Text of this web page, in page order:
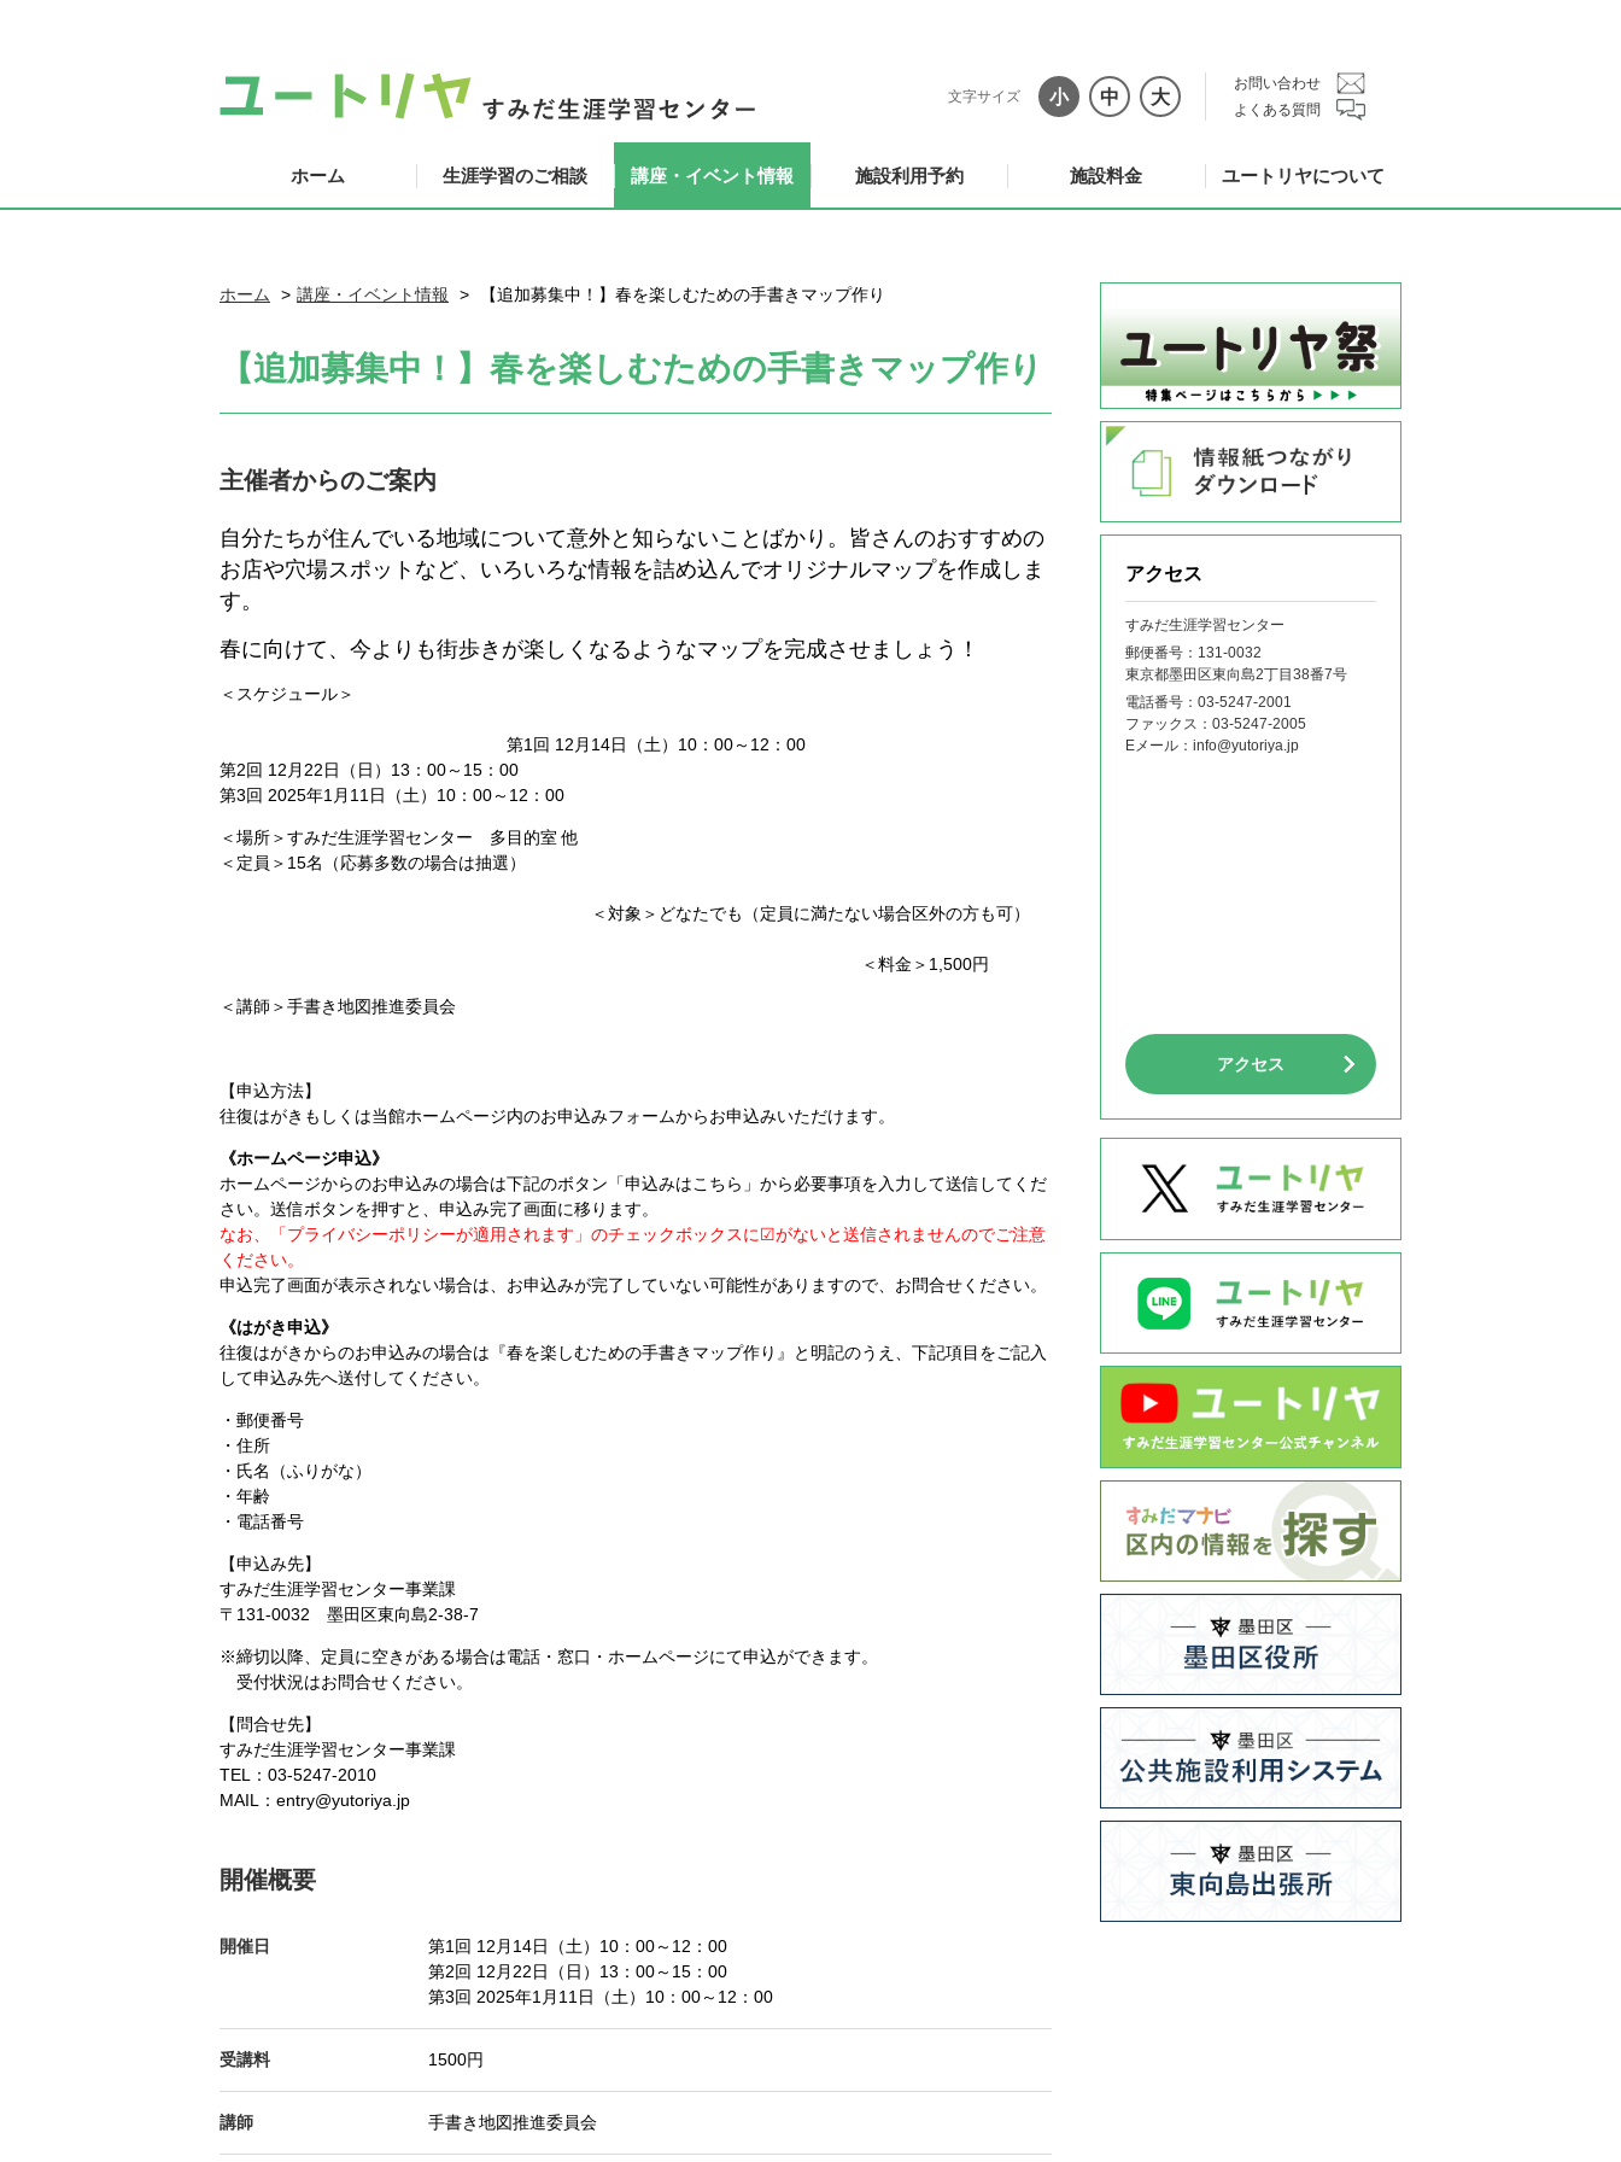
文字サイズ 小 中 大
お問い合わせ
よくある質問
ホーム 生涯学習のご相談 講座・イベント情報 施設利用予約 施設料金 ユートリヤについて
ホーム 講座・イベント情報 【追加募集中！】春を楽しむための手書きマップ作り
【追加募集中！】春を楽しむための手書きマップ作り
主催者からのご案内
自分たちが住んでいる地域について意外と知らないことばかり。皆さんのおすすめの
お店や穴場スポットなど、いろいろな情報を詰め込んでオリジナルマップを作成しま
す。
春に向けて、今よりも街歩きが楽しくなるようなマップを完成させましょう！
＜スケジュール＞
第1回 12月14日（土）10：00～12：00
第2回 12月22日（日）13：00～15：00
第3回 2025年1月11日（土）10：00～12：00
＜場所＞すみだ生涯学習センター 多目的室 他
＜定員＞15名（応募多数の場合は抽選）
＜対象＞どなたでも（定員に満たない場合区外の方も可）
＜料金＞1,500円
＜講師＞手書き地図推進委員会
【申込方法】
往復はがきもしくは当館ホームページ内のお申込みフォームからお申込みいただけます。
《ホームページ申込》
ホームページからのお申込みの場合は下記のボタン「申込みはこちら」から必要事項を入力して送信してくだ
さい。送信ボタンを押すと、申込み完了画面に移ります。
なお、「プライバシーポリシーが適用されます」のチェックボックスに☑がないと送信されませんのでご注意
ください。
申込完了画面が表示されない場合は、お申込みが完了していない可能性がありますので、お問合せください。
《はがき申込》
往復はがきからのお申込みの場合は『春を楽しむための手書きマップ作り』と明記のうえ、下記項目をご記入
して申込み先へ送付してください。
・郵便番号
・住所
・氏名（ふりがな）
・年齢
・電話番号
【申込み先】
すみだ生涯学習センター事業課
〒131-0032 墨田区東向島2-38-7
※締切以降、定員に空きがある場合は電話・窓口・ホームページにて申込ができます。
受付状況はお問合せください。
【問合せ先】
すみだ生涯学習センター事業課
TEL：03-5247-2010
MAIL：entry@yutoriya.jp
開催概要
開催日
第1回 12月14日（土）10：00～12：00
第2回 12月22日（日）13：00～15：00
第3回 2025年1月11日（土）10：00～12：00
受講料 1500円
講師 手書き地図推進委員会
アクセス
すみだ生涯学習センター
郵便番号：131‐0032
東京都墨田区東向島2丁目38番7号
電話番号： 03-5247-2001
ファックス： 03-5247-2005
Eメール： info@yutoriya.jp
アクセス